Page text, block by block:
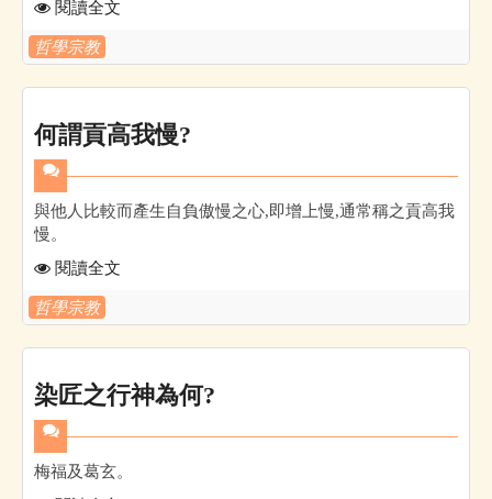
閱讀全文
哲學宗教
何謂貢高我慢?
與他人比較而產生自負傲慢之心,即增上慢,通常稱之貢高我
慢。
閱讀全文
哲學宗教
染匠之行神為何?
梅福及葛玄。